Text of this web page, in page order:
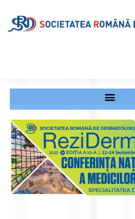
CALENDAR
PROIECTE EDITORIALE
GALERIE REVISTA